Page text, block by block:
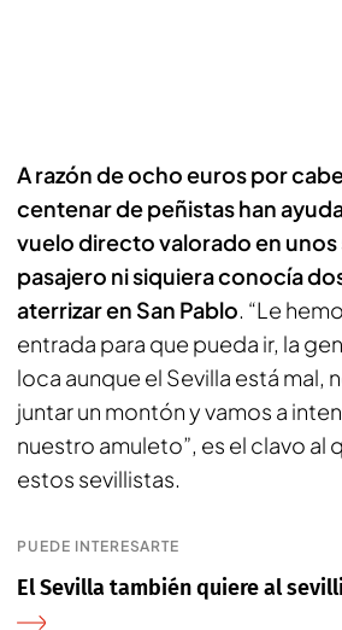
A razón de ocho euros por
centenar de peñistas han
vuelo directo valorado en
pasajero ni siquiera conocía
aterrizar en San Pablo. “Le
entrada para que pueda ir, la
loca aunque el Sevilla está mal,
juntar un montón y vamos a
nuestro amuleto”, es el clavo al
estos sevillistas.
PUEDE INTERESARTE
El Sevilla también quiere al